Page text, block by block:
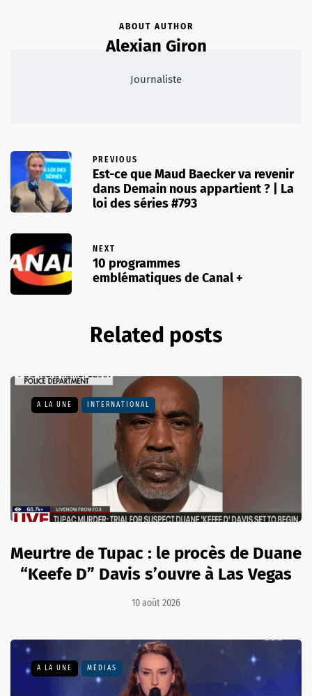
ABOUT AUTHOR
Alexian Giron
Journaliste
PREVIOUS
Est-ce que Maud Baecker va revenir
dans Demain nous appartient ? | La
loi des séries #793
NEXT
10 programmes
emblématiques de Canal +
Related posts
A LA UNE INTERNATIONAL
Meurtre de Tupac : le procès de Duane
“Keefe D” Davis s’ouvre à Las Vegas
10 août 2026
A LA UNE MÉDIAS